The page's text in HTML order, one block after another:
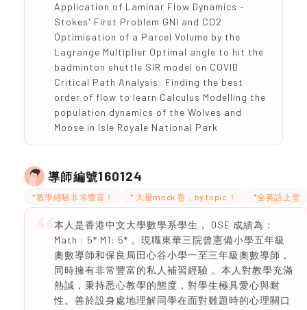
Application of Laminar Flow Dynamics -
Stokes' First Problem GNI and CO2
Optimisation of a Parcel Volume by the
Lagrange Multiplier Optimal angle to hit the
badminton shuttle SIR model on COVID
Critical Path Analysis: Finding the best
order of flow to learn Calculus Modelling the
population dynamics of the Wolves and
Moose in Isle Royale National Park
導師編號160124
*教學經驗非常豐富！ * 大量mock 卷，by topic ！ *全英語上堂
本人是香港中文大學數學系學生， DSE 成績為：
Math : 5* M1: 5* 。現職東華三院曾憲備小學五年級
奧數導師和保良局田心谷小學一至三年級奧數導師，
同時擁有非常豐富的私人補習經驗 。本人對教學充滿
熱誠，秉持悉心教學的態度，對學生極具愛心與耐
性。善於設身處地理解同學在面對難題時的心理關口